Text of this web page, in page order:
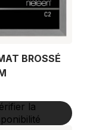
BROSSÉ
la